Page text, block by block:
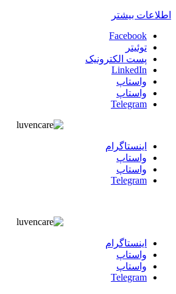
اطلاعات بیشتر
Facebook
توئیتر
پست الکترونیک
LinkedIn
واستاپ
واستاپ
Telegram
اينستاگرام
واستاپ
واستاپ
Telegram
اينستاگرام
واستاپ
واستاپ
Telegram